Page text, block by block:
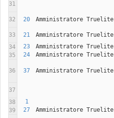
31
32
20 Amministratore Truelite
33
21 Amministratore Truelite
34
23 Amministratore Truelite
35
24 Amministratore Truelite
36 37 Amministratore Truelite
37
38
1
39
27 Amministratore Truelite